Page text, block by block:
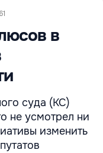
в
суда (КС)
не усмотрел ни
изменить